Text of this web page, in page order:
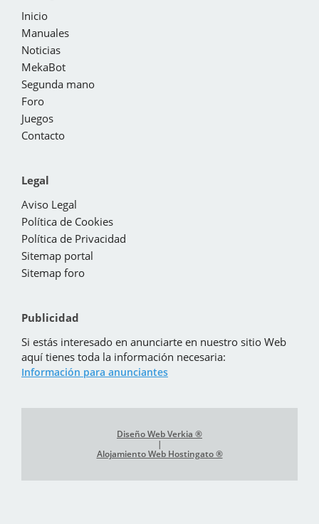
Inicio
Manuales
Noticias
MekaBot
Segunda mano
Foro
Juegos
Contacto
Legal
Aviso Legal
Política de Cookies
Política de Privacidad
Sitemap portal
Sitemap foro
Publicidad
Si estás interesado en anunciarte en nuestro sitio Web
aquí tienes toda la información necesaria:
Información para anunciantes
Diseño Web Verkia ®
|
Alojamiento Web Hostingato ®